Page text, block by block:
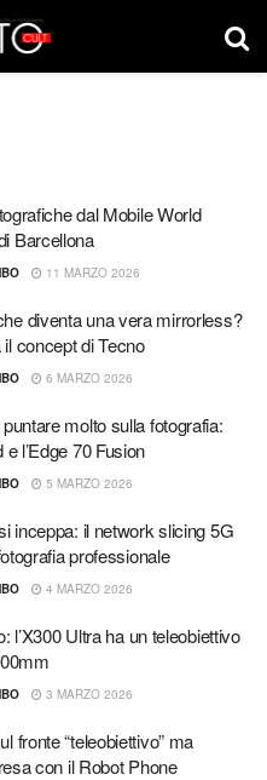
dal Mobile World
Barcellona
11 MARZO 2026
diventa una vera mirrorless?
concept di Tecno
6 MARZO 2026
molto sulla fotografia:
l’Edge 70 Fusion
5 MARZO 2026
inceppa: il network slicing 5G
professionale
4 MARZO 2026
l’X300 Ultra ha un teleobiettivo
3 MARZO 2026
fronte “teleobiettivo” ma
con il Robot Phone